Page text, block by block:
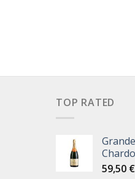
TOP RATED
59,50 €